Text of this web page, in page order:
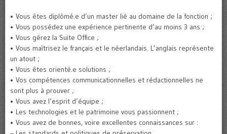
• Vous êtes diplômé.e d’un master lié au domaine de la fonction ;
• Vous possédez une expérience pertinente d’au moins 3 ans ;
• Vous gérez la Suite Office ;
• Vous maîtrisez le français et le néerlandais. L’anglais représente
un atout ;
• Vous êtes orienté.e solutions ;
• Vos compétences communicationnelles et rédactionnelles ne
sont plus à prouver ;
• Vous avez l’esprit d’équipe ;
• Les technologies et le patrimoine vous passionnent ;
• Vous avez de bonnes, voire excellentes connaissances sur :